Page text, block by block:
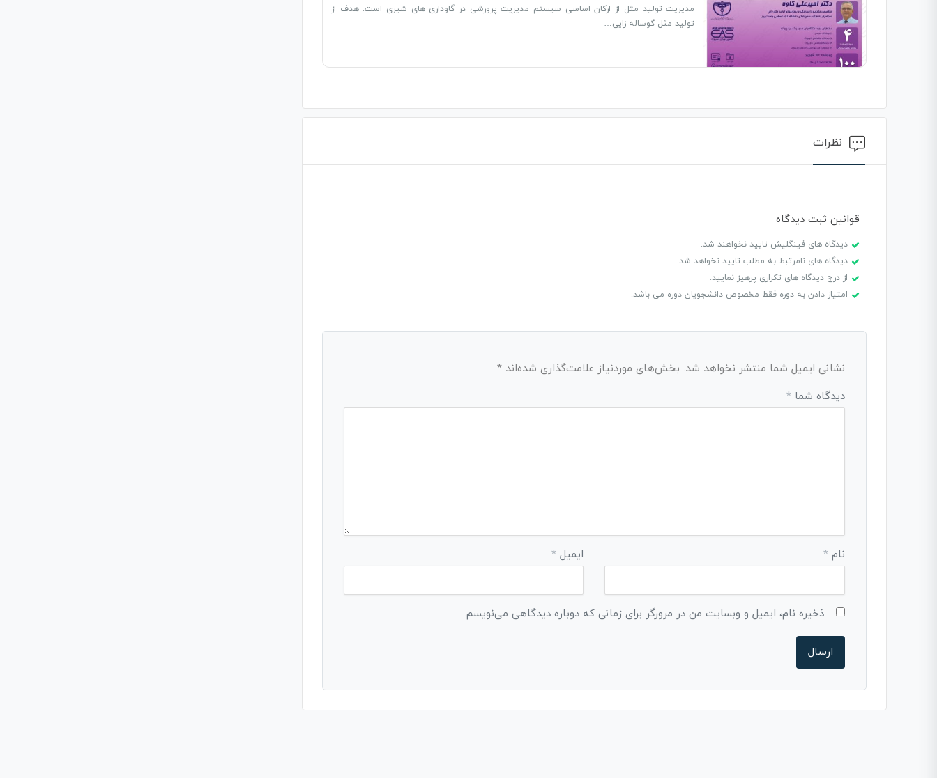
مدیریت تولید مثل از ارکان اساسی سیستم مدیریت پرورشی در گاوداری های شیری است. هدف از
تولید مثل گوساله زایی…
نظرات
قوانین ثبت دیدگاه
دیدگاه های فینگلیش تایید نخواهند شد.
دیدگاه های نامرتبط به مطلب تایید نخواهد شد.
از درج دیدگاه های تکراری پرهیز نمایید.
امتیاز دادن به دوره فقط مخصوص دانشجویان دوره می باشد.
نشانی ایمیل شما منتشر نخواهد شد. بخش‌های موردنیاز علامت‌گذاری شده‌اند *
دیدگاه شما *
نام * ایمیل *
ذخیره نام، ایمیل و وبسایت من در مرورگر برای زمانی که دوباره دیدگاهی می‌نویسم.